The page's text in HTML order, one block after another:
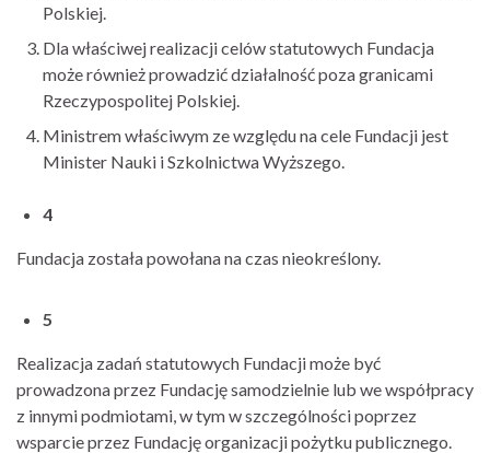
Polskiej.
Dla właściwej realizacji celów statutowych Fundacja
może również prowadzić działalność poza granicami
Rzeczypospolitej Polskiej.
Ministrem właściwym ze względu na cele Fundacji jest
Minister Nauki i Szkolnictwa Wyższego.
4
Fundacja została powołana na czas nieokreślony.
5
Realizacja zadań statutowych Fundacji może być
prowadzona przez Fundację samodzielnie lub we współpracy
z innymi podmiotami, w tym w szczególności poprzez
wsparcie przez Fundację organizacji pożytku publicznego.